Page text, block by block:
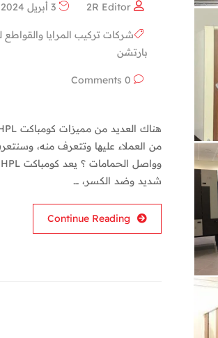
2R Editor
شركات تركيب المرايا والقواطع
بارتشن
شديد وضد الكسر، …
Continue Reading